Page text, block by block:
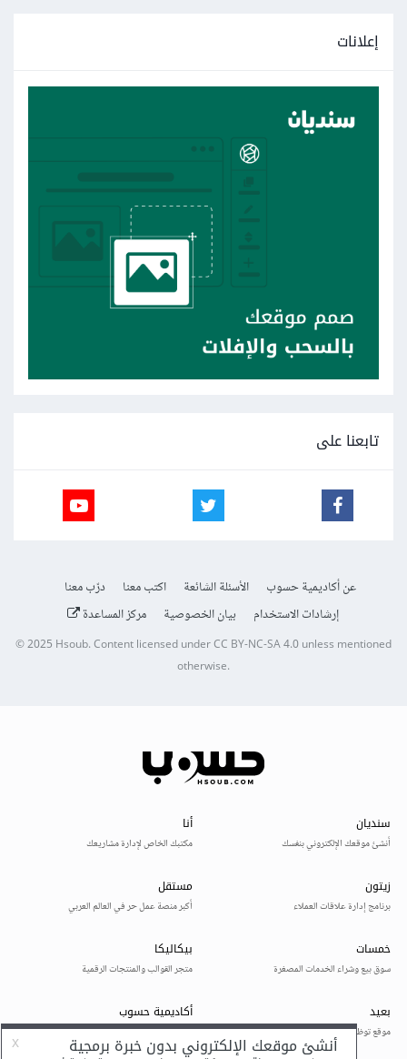
إعلانات
تابعنا على
عن أكاديمية حسوب الأسئلة الشائعة اكتب معنا
درّب معنا
إرشادات الاستخدام
بيان الخصوصية مركز المساعدة
© 2025Hsoub.Content licensed underCC BY-NC-SA 4.0unless mentioned
otherwise.